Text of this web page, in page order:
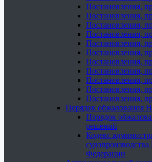
Постановления,
Постановления,
Постановления,
Постановления,
Постановления,
Постановления,
Постановления,
Постановления,
Постановления,
Постановления,
Постановления,
Порядок обжалования
Порядок
решений
Кодекс
судопроизводства
Федерации